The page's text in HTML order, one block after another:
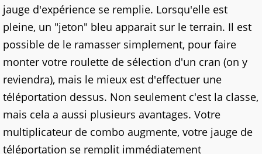
jauge d'expérience se remplie. Lorsqu'elle est
pleine, un "jeton" bleu apparait sur le terrain. Il est
possible de le ramasser simplement, pour faire
monter votre roulette de sélection d'un cran (on y
reviendra), mais le mieux est d'effectuer une
téléportation dessus. Non seulement c'est la classe,
mais cela a aussi plusieurs avantages. Votre
multiplicateur de combo augmente, votre jauge de
téléportation se remplit immédiatement